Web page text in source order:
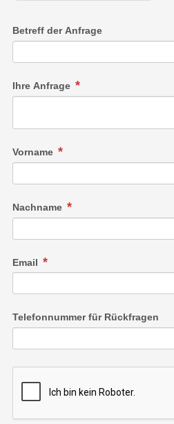
Betreff der Anfrage
Ihre Anfrage
Vorname
Nachname
Email
Telefonnummer für Rückfragen